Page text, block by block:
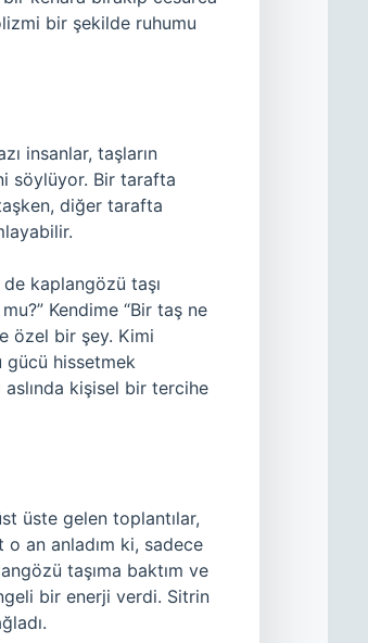
bir şekilde ruhumu
insanlar, taşların
söylüyor. Bir tarafta
diğer tarafta
kaplangözü taşı
Kendime “Bir taş ne
özel bir şey. Kimi
gücü hissetmek
aslında kişisel bir tercihe
üste gelen toplantılar,
an anladım ki, sadece
taşıma baktım ve
bir enerji verdi. Sitrin